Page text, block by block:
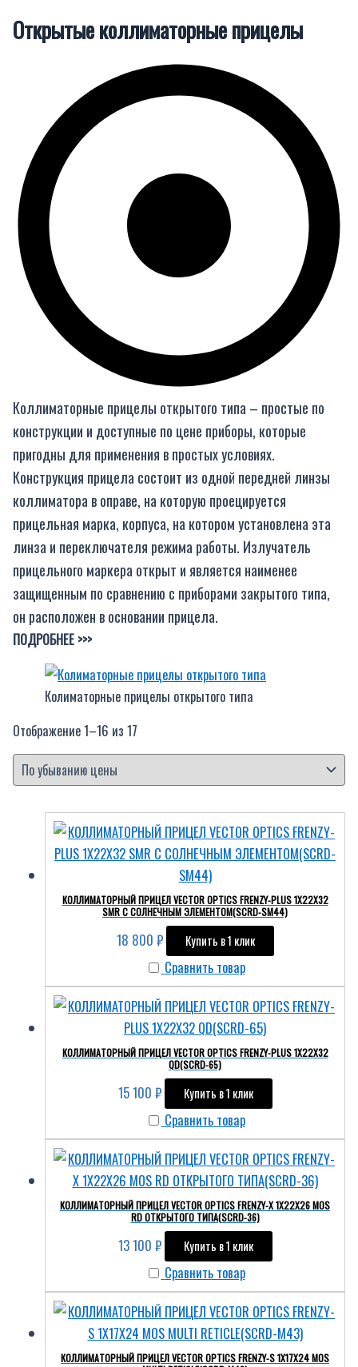
Открытые коллиматорные прицелы
Коллиматорные прицелы открытого типа – простые по
конструкции и доступные по цене приборы, которые
пригодны для применения в простых условиях.
Конструкция прицела состоит из одной передней линзы
коллиматора в оправе, на которую проецируется
прицельная марка, корпуса, на котором установлена эта
линза и переключателя режима работы. Излучатель
прицельного маркера открыт и является наименее
защищенным по сравнению с приборами закрытого типа,
он расположен в основании прицела.
ПОДРОБНЕЕ >>>
Колиматорные прицелы открытого типа
Отображение 1–16 из 17
КОЛЛИМАТОРНЫЙ ПРИЦЕЛ VECTOR OPTICS FRENZY-PLUS 1X22X32
SMR С СОЛНЕЧНЫМ ЭЛЕМЕНТОМ(SCRD-SM44)
18 800 ₽ Купить в 1 клик
Сравнить товар
КОЛЛИМАТОРНЫЙ ПРИЦЕЛ VECTOR OPTICS FRENZY-PLUS 1X22X32
QD(SCRD-65)
15 100 ₽ Купить в 1 клик
Сравнить товар
КОЛЛИМАТОРНЫЙ ПРИЦЕЛ VECTOR OPTICS FRENZY-Х 1X22X26 MOS
RD ОТКРЫТОГО ТИПА(SCRD-36)
13 100 ₽ Купить в 1 клик
Сравнить товар
КОЛЛИМАТОРНЫЙ ПРИЦЕЛ VECTOR OPTICS FRENZY-S 1X17X24 MOS